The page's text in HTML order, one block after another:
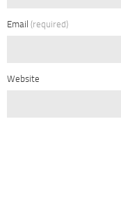
Email (required)
Website